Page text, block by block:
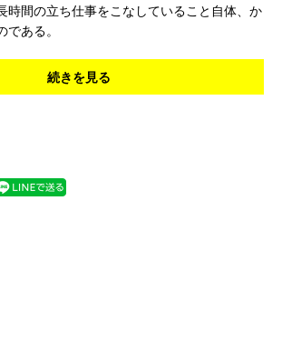
時間の立ち仕事をこなしていること自体、か
ある。
続きを見る